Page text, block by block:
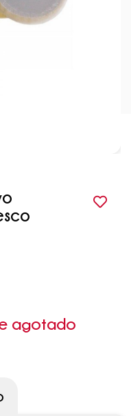
agotado